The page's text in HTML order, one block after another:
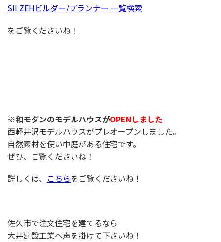
SII ZEHビルダー/プランナー 一覧検索
をご覧くださいね！
※和モダンのモデルハウスがOPENしました
西軽井沢モデルハウスがプレオープンしました。
自然素材を使い中庭がある住宅です。
ぜひ、ご覧くださいね！
詳しくは、 こちらをご覧くださいね！
佐久市で注文住宅を建てるなら
大井建設工業へ声を掛けて下さいね！